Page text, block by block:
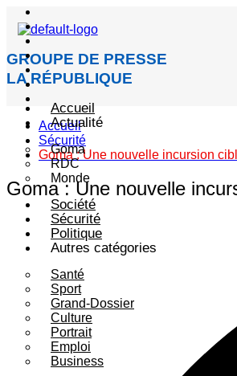
GROUPE DE PRESSE
LA RÉPUBLIQUE
Accueil
Actualité
Goma
RDC
Monde
Société
Sécurité
Politique
Autres catégories
Santé
Sport
Grand-Dossier
Culture
Portrait
Emploi
Business
Accueil
Sécurité
Goma : Une nouvelle incursion
Goma : Une nouvelle